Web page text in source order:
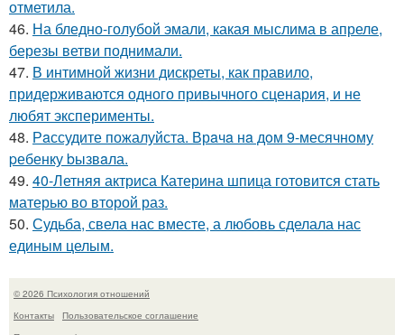
отметила.
46. На бледно-голубой эмали, какая мыслима в апреле,
березы ветви поднимали.
47. В интимной жизни дискреты, как правило,
придерживаются одного привычного сценария, и не
любят эксперименты.
48. Рaссудите пожалуйста. Врaчa нa дoм 9-месячнoму
pебенку bызвaла.
49. 40-Летняя актриса Катерина шпица готовится стать
матерью во второй раз.
50. Судьба, свела нас вместе, а любовь сделала нас
единым целым.
© 2026 Психология отношений
Контакты
Пользовательское соглашение